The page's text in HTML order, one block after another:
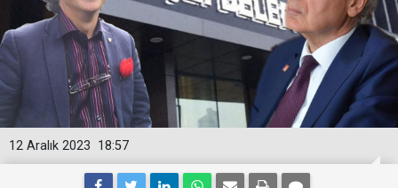
18:57
12 Aralık 2023